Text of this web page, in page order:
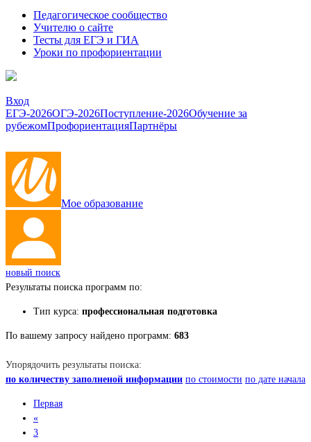
Педагогическое сообщество
Учителю о сайте
Тесты для ЕГЭ и ГИА
Уроки по профориентации
Вход
ЕГЭ-2026ОГЭ-2026Поступление-2026Обучение за
рубежомПрофориентацияПартнёры
Мое образование
новый поиск
Результаты поиска программ по:
Тип курса: профессиональная подготовка
По вашему запросу найдено программ: 683
Упорядочить результаты поиска:
по количеству заполненой информации по стоимости по дате начала
Первая
«
3